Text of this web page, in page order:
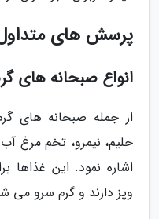
پرسش های
انواع صبحانه های
از جمله صبحانه های
حلیم، نیمرو، تخم مرغ
اشاره نمود. این غذاها
وپز دارند و گرم سرو می